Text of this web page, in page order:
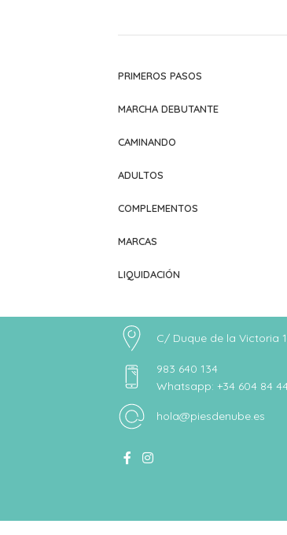
PRIMEROS PASOS
MARCHA DEBUTANTE
CAMINANDO
ADULTOS
COMPLEMENTOS
MARCAS
LIQUIDACIÓN
C/ Duque de la Victoria
983 640 134
Whatsapp: +34 604 84
hola@piesdenube.es